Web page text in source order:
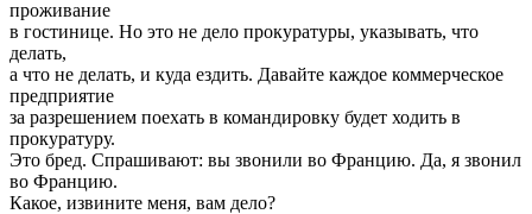
проживание
в гостинице. Но это не дело прокуратуры, указывать, что
делать,
а что не делать, и куда ездить. Давайте каждое коммерческое
предприятие
за разрешением поехать в командировку будет ходить в
прокуратуру.
Это бред. Спрашивают: вы звонили во Францию. Да, я звонил
во Францию.
Какое, извините меня, вам дело?